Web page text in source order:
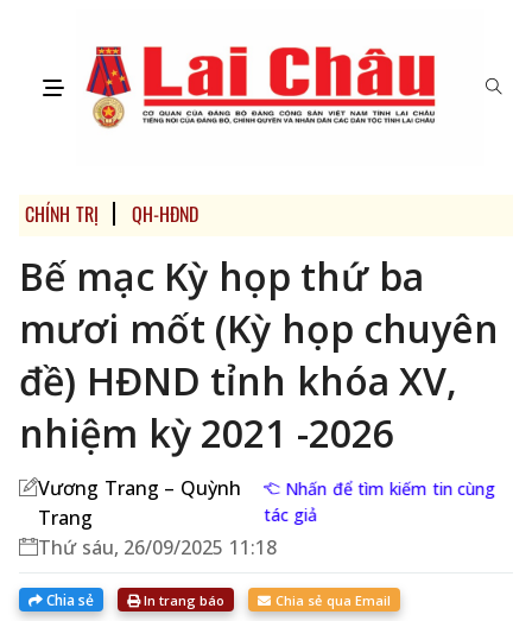
CHÍNH TRỊ QH-HĐND
Bế mạc Kỳ họp thứ ba
mươi mốt (Kỳ họp chuyên
đề) HĐND tỉnh khóa XV,
nhiệm kỳ 2021 -2026
Vương Trang – Quỳnh
Trang
Nhấn để tìm kiếm tin cùng
tác giả
Thứ sáu, 26/09/2025 11:18
Chia sẻ In trang báo Chia sẻ qua Email